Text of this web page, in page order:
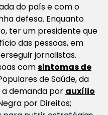
do país e com o
defesa. Enquanto
ter um presidente que
das pessoas, em
jornalistas.
comsintomas de
de Saúde, da
a demanda por auxílio
por Direitos;